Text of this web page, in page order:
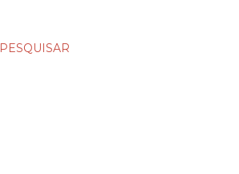
PESQUISAR